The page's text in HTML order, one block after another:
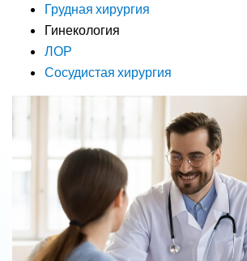
Грудная хирургия
Гинекология
ЛОР
Сосудистая хирургия